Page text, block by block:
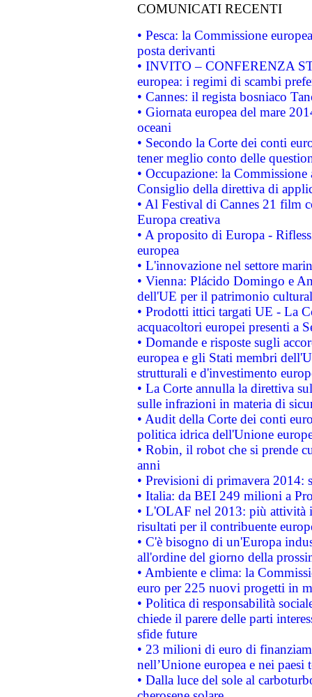
COMUNICATI RECENTI
• Pesca: la Commissione
posta derivanti
• INVITO – CONFERENZA
europea: i regimi di scambi
• Cannes: il regista bosniaco
• Giornata europea del mare
oceani
• Secondo la Corte dei conti
tener meglio conto delle
• Occupazione: la
Consiglio della direttiva di
• Al Festival di Cannes 21 film
Europa creativa
• A proposito di Europa -
europea
• L'innovazione nel settore
• Vienna: Plácido Domingo e
dell'UE per il patrimonio
• Prodotti ittici targati UE - La
acquacoltori europei presenti a
• Domande e risposte sugli
europea e gli Stati membri
strutturali e d'investimento
• La Corte annulla la direttiva
sulle infrazioni in materia di
• Audit della Corte dei conti
politica idrica dell'Unione
• Robin, il robot che si prende
anni
• Previsioni di primavera 2014:
• Italia: da BEI 249 milioni a
• L'OLAF nel 2013: più attività
risultati per il contribuente
• C'è bisogno di un'Europa
all'ordine del giorno della
• Ambiente e clima: la
euro per 225 nuovi progetti in
• Politica di responsabilità
chiede il parere delle parti
sfide future
• 23 milioni di euro di
nell’Unione europea e nei paesi
• Dalla luce del sole al